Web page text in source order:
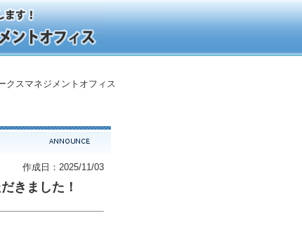
スマネジメントオフィス
作成日：2025/11/03
きました！